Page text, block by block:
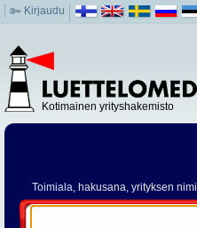
Kirjaudu
Kotimainen yrityshakemisto
Toimiala, hakusana, yrityksen nimi